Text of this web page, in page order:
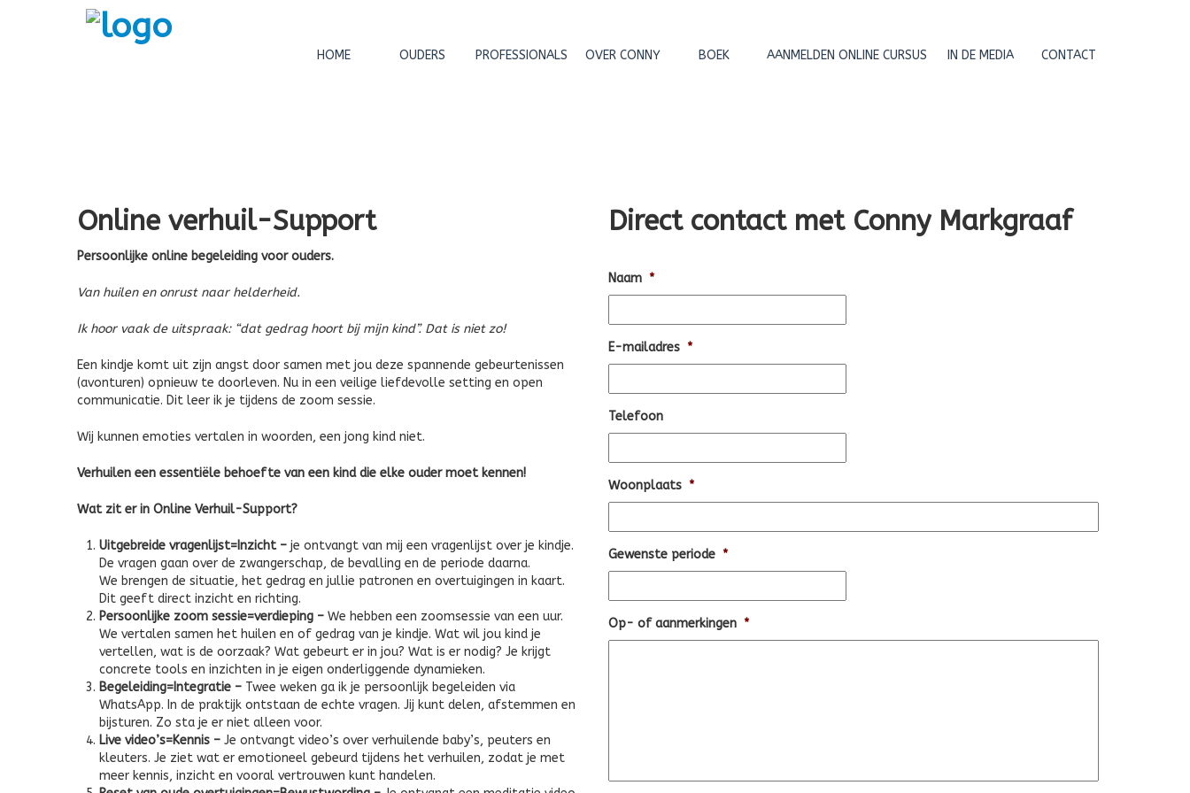
HOME OUDERS PROFESSIONALS OVER CONNY BOEK AANMELDEN ONLINE CURSUS IN DE MEDIA CONTACT
Online verhuil-Support
Persoonlijke online begeleiding voor ouders.
Van huilen en onrust naar helderheid.
Ik hoor vaak de uitspraak: “dat gedrag hoort bij mijn kind”. Dat is niet zo!
Een kindje komt uit zijn angst door samen met jou deze spannende gebeurtenissen
(avonturen) opnieuw te doorleven. Nu in een veilige liefdevolle setting en open
communicatie. Dit leer ik je tijdens de zoom sessie.
Wij kunnen emoties vertalen in woorden, een jong kind niet.
Verhuilen een essentiële behoefte van een kind die elke ouder moet kennen!
Wat zit er in Online Verhuil-Support?
Uitgebreide vragenlijst=Inzicht – je ontvangt van mij een vragenlijst over je kindje.
De vragen gaan over de zwangerschap, de bevalling en de periode daarna.
We brengen de situatie, het gedrag en jullie patronen en overtuigingen in kaart.
Dit geeft direct inzicht en richting.
Persoonlijke zoom sessie=verdieping – We hebben een zoomsessie van een uur.
We vertalen samen het huilen en of gedrag van je kindje. Wat wil jou kind je
vertellen, wat is de oorzaak? Wat gebeurt er in jou? Wat is er nodig? Je krijgt
concrete tools en inzichten in je eigen onderliggende dynamieken.
Begeleiding=Integratie – Twee weken ga ik je persoonlijk begeleiden via
WhatsApp. In de praktijk ontstaan de echte vragen. Jij kunt delen, afstemmen en
bijsturen. Zo sta je er niet alleen voor.
Live video’s=Kennis – Je ontvangt video’s over verhuilende baby’s, peuters en
kleuters. Je ziet wat er emotioneel gebeurd tijdens het verhuilen, zodat je met
meer kennis, inzicht en vooral vertrouwen kunt handelen.
Direct contact met Conny Markgraaf
Naam *
E-mailadres *
Telefoon
Woonplaats *
Gewenste periode *
Op- of aanmerkingen *